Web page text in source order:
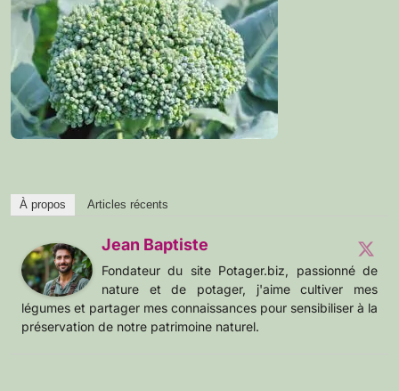
À propos Articles récents
Jean Baptiste
Fondateur du site Potager.biz, passionné de
nature et de potager, j'aime cultiver mes
légumes et partager mes connaissances pour sensibiliser à la
préservation de notre patrimoine naturel.